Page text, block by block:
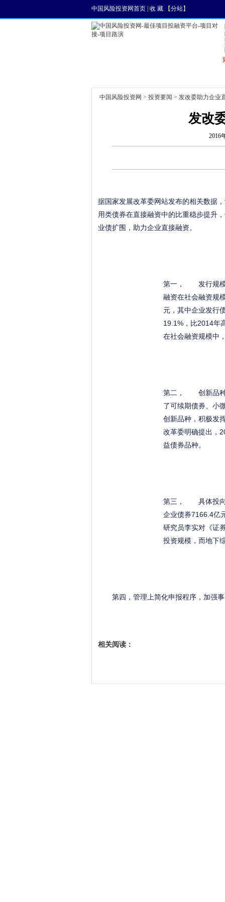
中国风险投资网首页 收 藏 【分站】
中国风险投资网 > 投资要闻 > 发改委助力企业
发改
2016
据国家发展改革委网站发布的相关数据
用类债券在直接融资中的比重稳步提升
业债扩围，助力企业直接融资。
第一， 发行规模
融资在社会融资规
元，其中企业发行
19.1%，比2014年
在社会融资规模中
第二， 创新品种
了可续期债券、小
创新品种，积极发
改革委明确提出，
益债券品种。
第三， 具体投向
企业债券7166.4亿
研究员李实对《证
投资规模，而地下
第四，管理上简化申报程序，加强事
相关阅读：